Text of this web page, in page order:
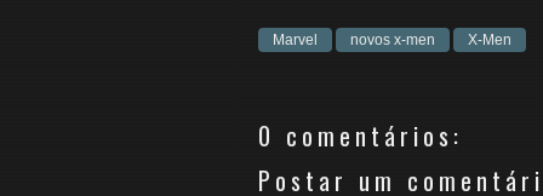
Marvel novos x-men X-Men
0 comentários:
Postar um